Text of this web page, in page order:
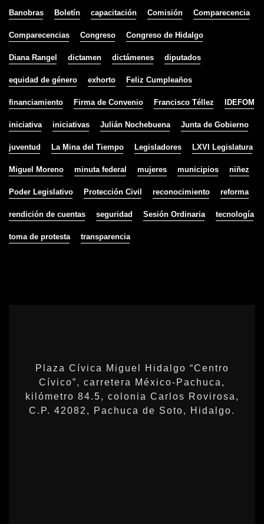
Banobras Boletín capacitación Comisión Comparecencia
Comparecencias Congreso Congreso de Hidalgo
Diana Rangel dictamen dictámenes diputados
equidad de género exhorto Feliz Cumpleaños
financiamiento Firma de Convenio Francisco Téllez IDEFOM
iniciativa iniciativas Julián Nochebuena Junta de Gobierno
juventud La Mina del Tiempo Legisladores LXVI Legislatura
Miguel Moreno minuta federal mujeres municipios niñez
Poder Legislativo Protección Civil reconocimiento reforma
rendición de cuentas seguridad Sesión Ordinaria tecnología
toma de protesta transparencia
Plaza Cívica Miguel Hidalgo “Centro
Cívico”, carretera México-Pachuca,
kilómetro 84.5, colonia Carlos Rovirosa,
C.P. 42082, Pachuca de Soto, Hidalgo.